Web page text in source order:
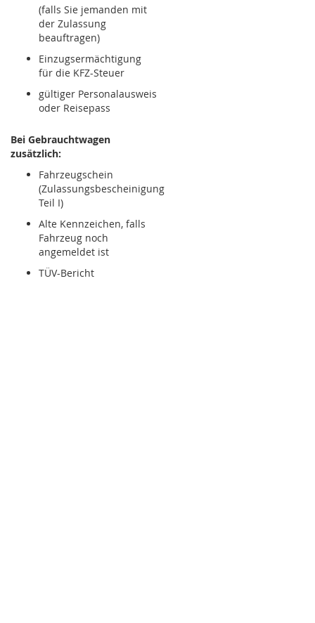
(falls Sie jemanden mit
der Zulassung
beauftragen)
Einzugsermächtigung
für die KFZ-Steuer
gültiger Personalausweis
oder Reisepass
Bei Gebrauchtwagen
zusätzlich:
Fahrzeugschein
(Zulassungsbescheinigung
Teil I)
Alte Kennzeichen, falls
Fahrzeug noch
angemeldet ist
TÜV-Bericht